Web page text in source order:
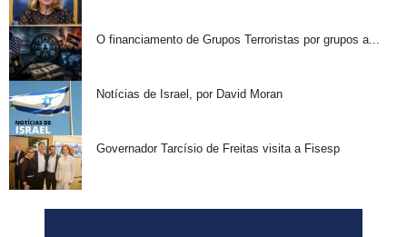
O financiamento de Grupos Terroristas por grupos a...
Notícias de Israel, por David Moran
Governador Tarcísio de Freitas visita a Fisesp